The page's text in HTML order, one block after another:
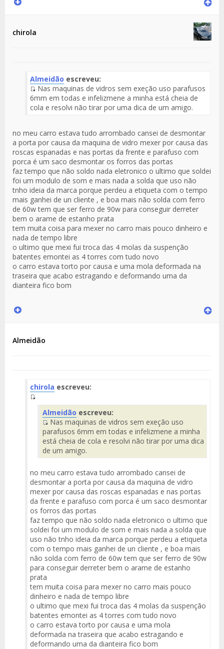
chirola
Almeidão escreveu:
Fuente
del
Nas maquinas de vidros sem exeção uso parafusos
6mm em todas e infelizmene a minha está cheia de
cola e resolvi não tirar por uma dica de um amigo.
no meu carro estava tudo arrombado cansei de desmontar
a porta por causa da maquina de vidro mexer por causa das
roscas espanadas e nas portas da frente e parafuso com
porca é um saco desmontar os forros das portas
faz tempo que não soldo nada eletronico o ultimo que soldei
foi um modulo de som e mais nada a solda que uso não
tnho ideia da marca porque perdeu a etiqueta com o tempo
mais ganhei de un cliente , e boa mais não solda com ferro
de 60w tem que ser ferro de 90w para conseguir derreter
bem o arame de estanho prata
tem muita coisa para mexer no carro mais pouco dinheiro e
nada de tempo libre
o ultimo que mexi fui troca das 4 molas da suspenção
batentes emontei as 4 torres com tudo novo
o carro estava torto por causa e uma mola deformada na
traseira que acabo estragando e deformando uma da
dianteira fico bom
Almeidão
chirola escreveu:
Fuente
del
Mensaje
Almeidão escreveu:
Fuente
del
Mensaje
Nas maquinas de vidros sem exeção uso
parafusos 6mm em todas e infelizmene a minha
está cheia de cola e resolvi não tirar por uma dica
de um amigo.
no meu carro estava tudo arrombado cansei de
desmontar a porta por causa da maquina de vidro
mexer por causa das roscas espanadas e nas portas
da frente e parafuso com porca é um saco desmontar
os forros das portas
faz tempo que não soldo nada eletronico o ultimo que
soldei foi um modulo de som e mais nada a solda que
uso não tnho ideia da marca porque perdeu a etiqueta
com o tempo mais ganhei de un cliente , e boa mais
não solda com ferro de 60w tem que ser ferro de 90w
para conseguir derreter bem o arame de estanho
prata
tem muita coisa para mexer no carro mais pouco
dinheiro e nada de tempo libre
o ultimo que mexi fui troca das 4 molas da suspenção
batentes emontei as 4 torres com tudo novo
o carro estava torto por causa e uma mola
deformada na traseira que acabo estragando e
deformando uma da dianteira fico bom